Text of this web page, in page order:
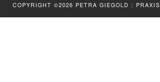
COPYRIGHT ©2026 PETRA GIEGOLD :